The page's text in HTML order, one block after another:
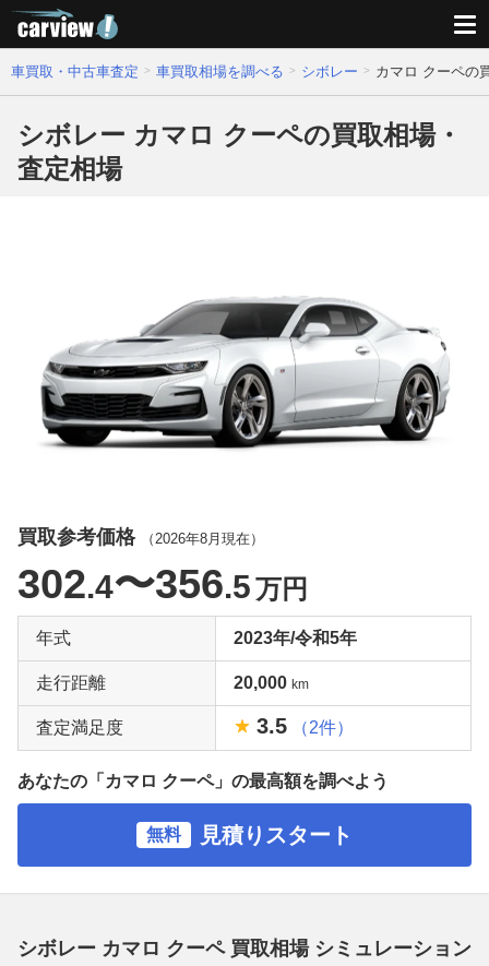
車買取・中古車査定 車買取相場を調べる シボレー カマロ クーペの
シボレー カマロ クーペの買取相場・
査定相場
買取参考価格 （ 2026年8月 現在）
302.4〜356.5万円
年式 2023年/令和5年
走行距離 20,000 km
査定満足度 3.5 （2件）
あなたの「カマロ クーペ」の最高額を調べよう
無料 見積りスタート
シボレー カマロ クーペ 買取相場 シミュレーション